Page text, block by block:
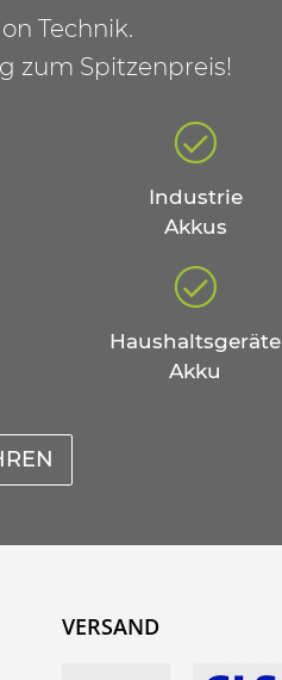
Technik.
zum Spitzenpreis!
Industrie
Akkus
Haushaltsgeräte
Akku
VERSAND